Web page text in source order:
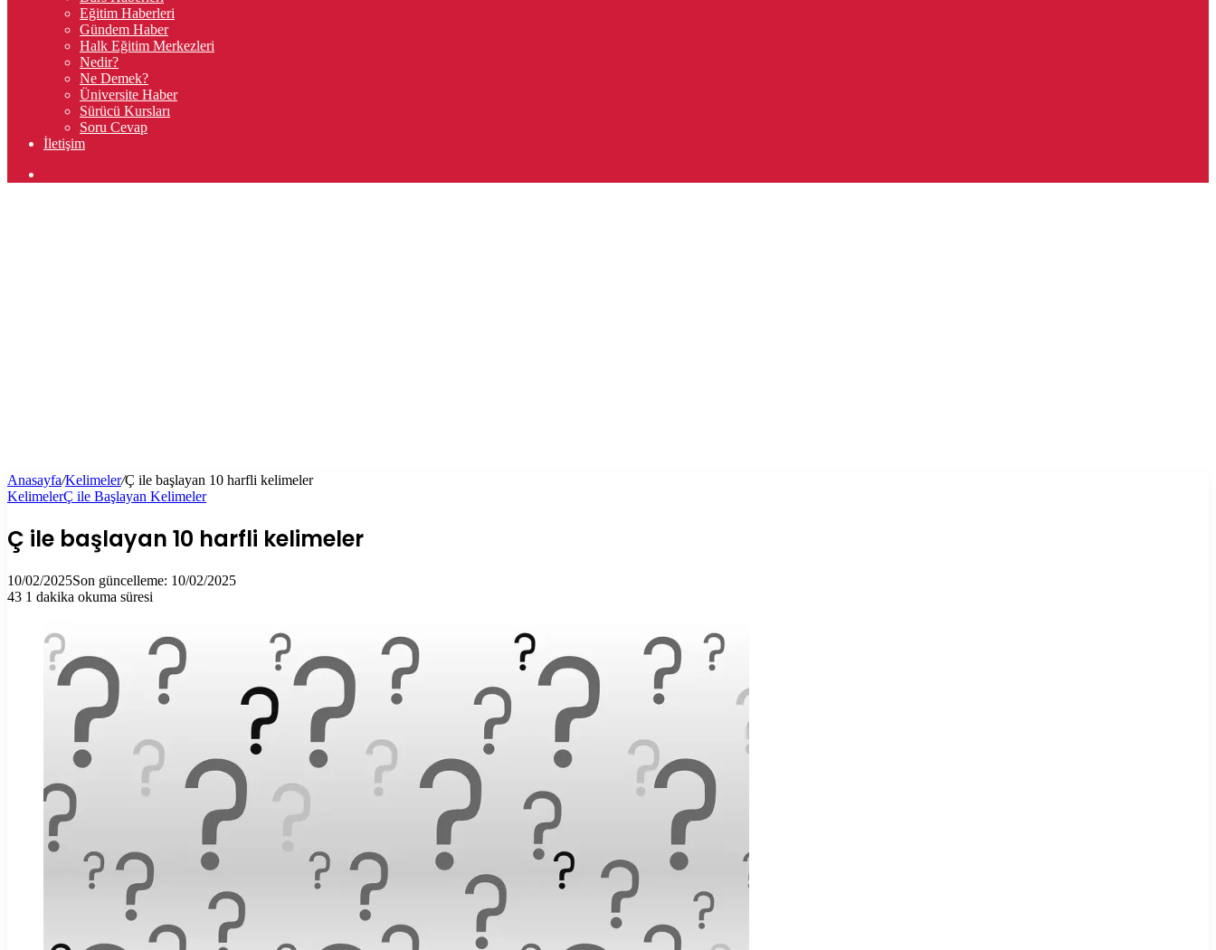
Eğitim Haberleri
Gündem Haber
Halk Eğitim Merkezleri
Nedir?
Ne Demek?
Üniversite Haber
Sürücü Kursları
Soru Cevap
İletişim
Anasayfa/Kelimeler/Ç ile başlayan 10 harfli kelimeler
KelimelerÇ ile Başlayan Kelimeler
Ç ile başlayan 10 harfli kelimeler
10/02/2025Son güncelleme: 10/02/2025
43 1 dakika okuma süresi